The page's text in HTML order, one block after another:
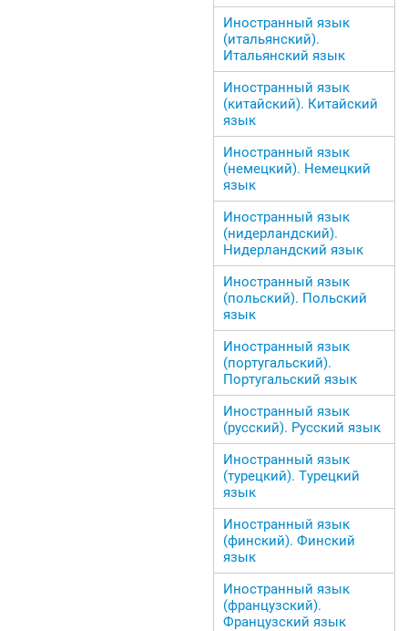
Иностранный язык
(итальянский).
Итальянский язык
Иностранный язык
(китайский). Китайский
язык
Иностранный язык
(немецкий). Немецкий
язык
Иностранный язык
(нидерландский).
Нидерландский язык
Иностранный язык
(польский). Польский
язык
Иностранный язык
(португальский).
Португальский язык
Иностранный язык
(русский). Русский язык
Иностранный язык
(турецкий). Турецкий
язык
Иностранный язык
(финский). Финский
язык
Иностранный язык
(французский).
Французский язык